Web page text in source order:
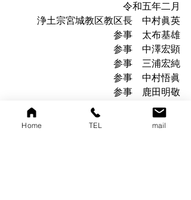
令和五年二月
浄土宗宮城教区教区長　中村眞英
参事　太布基雄
参事　中澤宏顕
参事　三浦宏純
参事　中村悟眞
参事　鹿田明敬
お知らせ
Home TEL mail